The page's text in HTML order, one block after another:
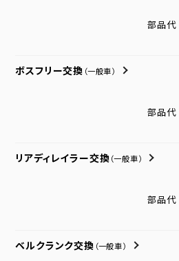
部品代
ボスフリー交換 （一般車）
部品代
リアディレイラー交換 （一般車）
部品代
ベルクランク交換 （一般車）